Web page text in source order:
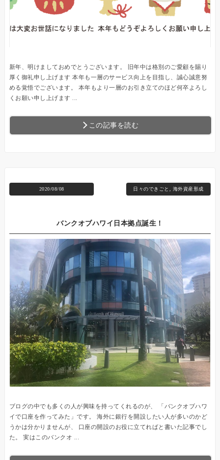
新年、明けましておめでとうございます。 旧年中は格別のご愛顧を賜り
厚く御礼申し上げます 本年も一層のサービス向上を目指し、誠心誠意努
める覚悟でございます。 本年もより一層のお引き立てのほど何卒よろし
くお願い申し上げます ...
この記事を読む
2020/08/08 日々のできごと , 海外資産形成
バンクオブハワイ日本拠点誕生！
ブログの中でも多くの人が興味を持ってくれるのが、 「バンクオブハワ
イで口座を作ってみた」です。 海外に銀行を開設したい人が多いのかど
うかは分かりませんが、 口座の開設のお役に立てればと書いた記事でし
た。 実はこのバンクオ ...